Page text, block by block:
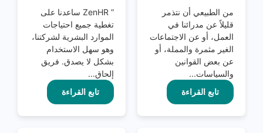
من الطبيعي أن نتذمر
قليلاً عن مدرائنا في
العمل، أو عن الاجتماعات
الغير مثمرة والمملة، أو
عن بعض القوانين
والسياسات...
تابع القراءة
” ZenHR ساعدنا على
تغطية جميع احتياجات
الموارد البشرية لشركتنا،
وهو سهل الاستخدام
بشكل لا يصدق. فريق
إلحاق...
تابع القراءة